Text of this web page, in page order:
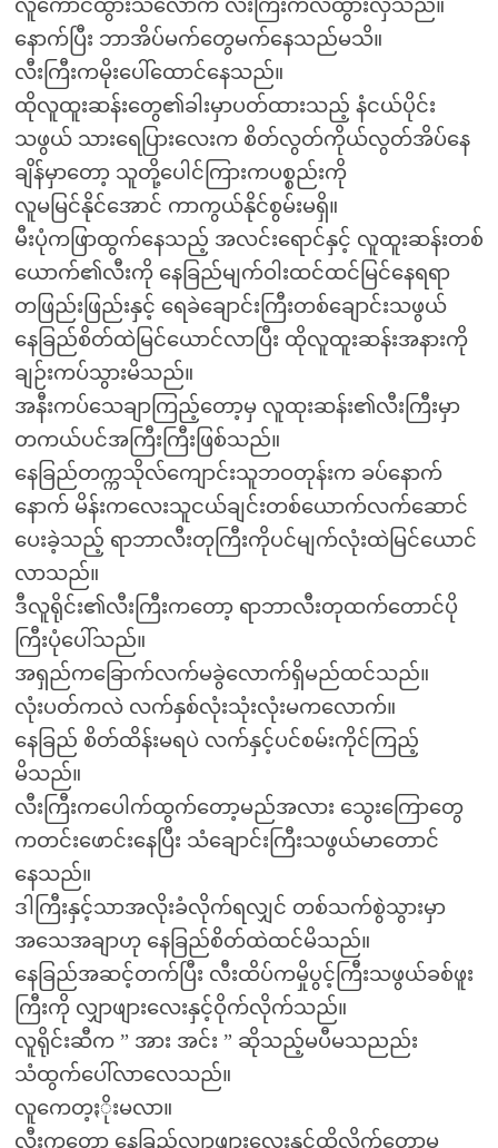
လူကောင်ထွားသလောက် လီးကြီးကလဲထွားလှသည်။
နောက်ပြီး ဘာအိပ်မက်တွေမက်နေသည်မသိ။
လီးကြီးကမိုးပေါ်ထောင်နေသည်။
ထိုလူထူးဆန်းတွေ၏ခါးမှာပတ်ထားသည့် နံငယ်ပိုင်း
သဖွယ် သားရေပြားလေးက စိတ်လွတ်ကိုယ်လွတ်အိပ်နေ
ချိန်မှာတော့ သူတို့ပေါင်ကြားကပစ္စည်းကို
လူမမြင်နိုင်အောင် ကာကွယ်နိုင်စွမ်းမရှိ။
မီးပုံကဖြာထွက်နေသည့် အလင်းရောင်နှင့် လူထူးဆန်းတစ်
ယောက်၏လီးကို နေခြည်မျက်ဝါးထင်ထင်မြင်နေရရာ
တဖြည်းဖြည်းနှင့် ရေခဲချောင်းကြီးတစ်ချောင်းသဖွယ်
နေခြည်စိတ်ထဲမြင်ယောင်လာပြီး ထိုလူထူးဆန်းအနားကို
ချဉ်းကပ်သွားမိသည်။
အနီးကပ်သေချာကြည့်တော့မှ လူထုးဆန်း၏လီးကြီးမှာ
တကယ်ပင်အကြီးကြီးဖြစ်သည်။
နေခြည်တက္ကသိုလ်ကျောင်းသူဘဝတုန်းက ခပ်နောက်
နောက် မိန်းကလေးသူငယ်ချင်းတစ်ယောက်လက်ဆောင်
ပေးခဲ့သည့် ရာဘာလီးတုကြီးကိုပင်မျက်လုံးထဲမြင်ယောင်
လာသည်။
ဒီလူရိုင်း၏လီးကြီးကတော့ ရာဘာလီးတုထက်တောင်ပို
ကြီးပုံပေါ်သည်။
အရှည်ကခြောက်လက်မခွဲလောက်ရှိမည်ထင်သည်။
လုံးပတ်ကလဲ လက်နှစ်လုံးသုံးလုံးမကလောက်။
နေခြည် စိတ်ထိန်းမရပဲ လက်နှင့်ပင်စမ်းကိုင်ကြည့်
မိသည်။
လီးကြီးကပေါက်ထွက်တော့မည်အလား သွေးကြောတွေ
ကတင်းဖောင်းနေပြီး သံချောင်းကြီးသဖွယ်မာတောင်
နေသည်။
ဒါကြီးနှင့်သာအလိုးခံလိုက်ရလျှင် တစ်သက်စွဲသွားမှာ
အသေအချာဟု နေခြည်စိတ်ထဲထင်မိသည်။
နေခြည်အဆင့်တက်ပြီး လီးထိပ်ကမှိုပွင့်ကြီးသဖွယ်ခစ်ဖူး
ကြီးကို လျှာဖျားလေးနှင့်ဝိုက်လိုက်သည်။
လူရိုင်းဆီက ” အား အင်း ” ဆိုသည့်မပီမသညည်း
သံထွက်ပေါ်လာလေသည်။
လူကေတ့ႏိုးမလာ။
လီးကတော့ နေခြည့်လျှာဖျားလေးနှင့်ထိလိုက်တော့မှ